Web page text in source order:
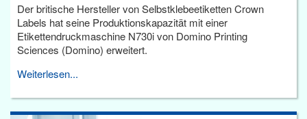
Der britische Hersteller von Selbstklebeetiketten Crown
Labels hat seine Produktionskapazität mit einer
Etikettendruckmaschine N730i von Domino Printing
Sciences (Domino) erweitert.
Weiterlesen...